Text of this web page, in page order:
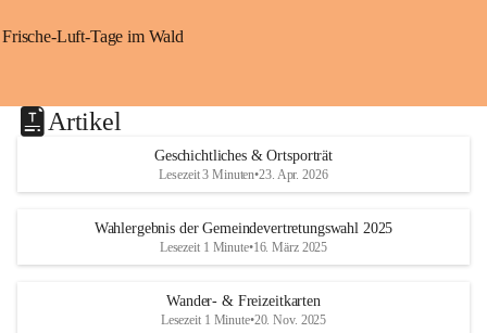
Frische-Luft-Tage im Wald
Artikel
Geschichtliches & Ortsporträt
Lesezeit 3 Minuten•23. Apr. 2026
Wahlergebnis der Gemeindevertretungswahl 2025
Lesezeit 1 Minute•16. März 2025
Wander- & Freizeitkarten
Lesezeit 1 Minute•20. Nov. 2025